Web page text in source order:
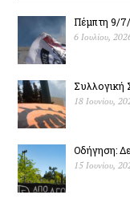
Πέμπτη 9/7/
6 Ιουλίου,
Συλλογική
18 Ιουνίου,
Οδήγηση:
15 Ιουνίου,